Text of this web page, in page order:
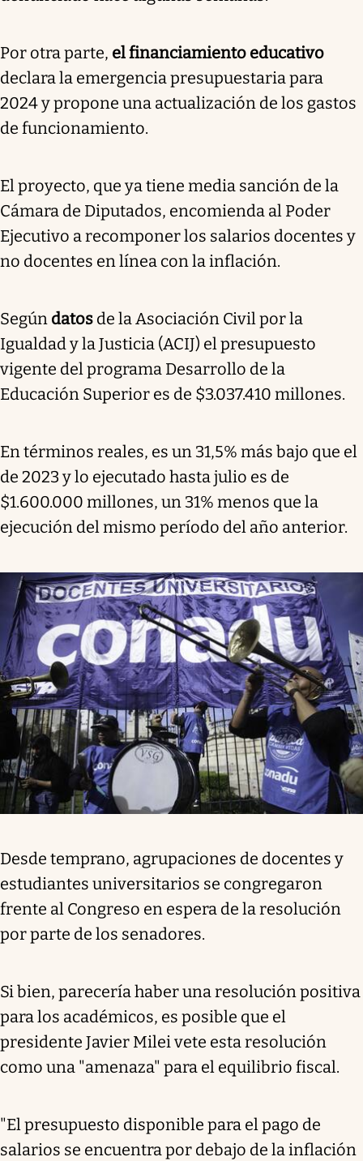
Por otra parte, el financiamiento educativo
declara la emergencia presupuestaria para
2024 y propone una actualización de los gastos
de funcionamiento.
El proyecto, que ya tiene media sanción de la
Cámara de Diputados, encomienda al Poder
Ejecutivo a recomponer los salarios docentes y
no docentes en línea con la inflación.
Según datos de la Asociación Civil por la
Igualdad y la Justicia (ACIJ) el presupuesto
vigente del programa Desarrollo de la
Educación Superior es de $3.037.410 millones.
En términos reales, es un 31,5% más bajo que el
de 2023 y lo ejecutado hasta julio es de
$1.600.000 millones, un 31% menos que la
ejecución del mismo período del año anterior.
Desde temprano, agrupaciones de docentes y
estudiantes universitarios se congregaron
frente al Congreso en espera de la resolución
por parte de los senadores.
Si bien, parecería haber una resolución positiva
para los académicos, es posible que el
presidente Javier Milei vete esta resolución
como una "amenaza" para el equilibrio fiscal.
"El presupuesto disponible para el pago de
salarios se encuentra por debajo de la inflación